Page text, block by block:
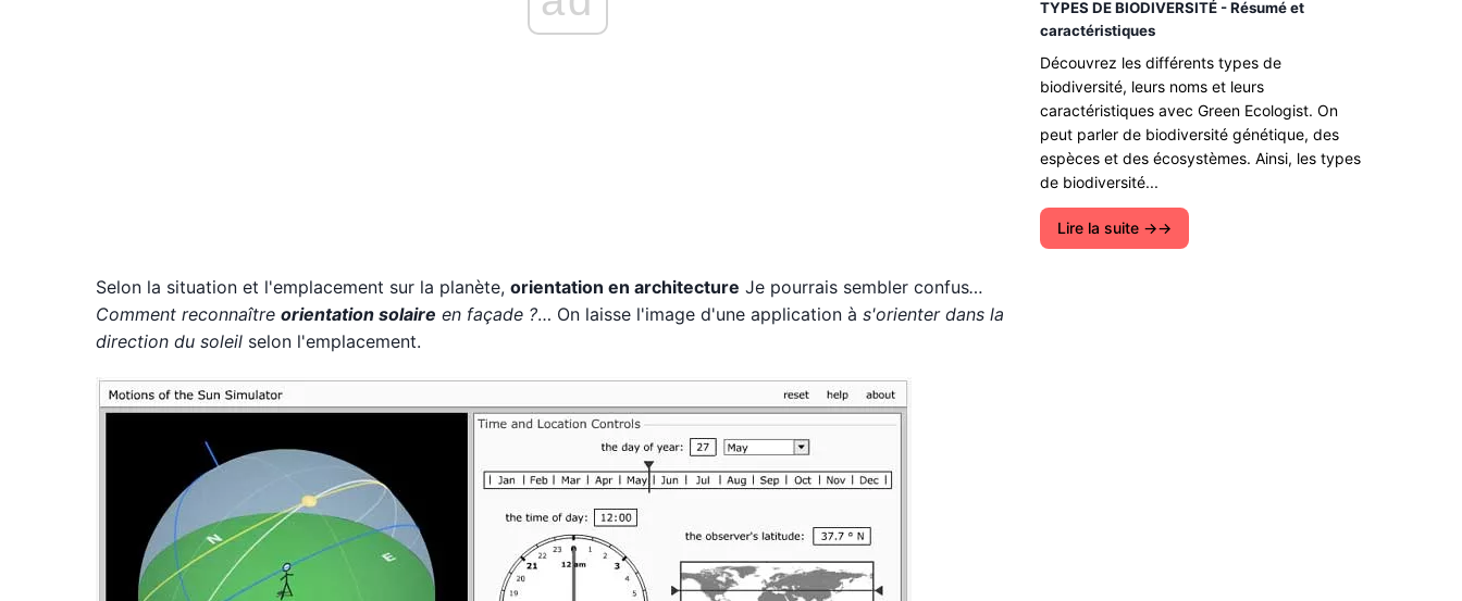
Selon la situation et l'emplacement sur la planète, orientation en architecture Je pourrais sembler confus…
Comment reconnaître orientation solaire en façade ?… On laisse l'image d'une application à s'orienter dans la
direction du soleil selon l'emplacement.
TYPES DE BIODIVERSITÉ - Résumé et
caractéristiques
Découvrez les différents types de
biodiversité, leurs noms et leurs
caractéristiques avec Green Ecologist. On
peut parler de biodiversité génétique, des
espèces et des écosystèmes. Ainsi, les types
de biodiversité...
Lire la suite →